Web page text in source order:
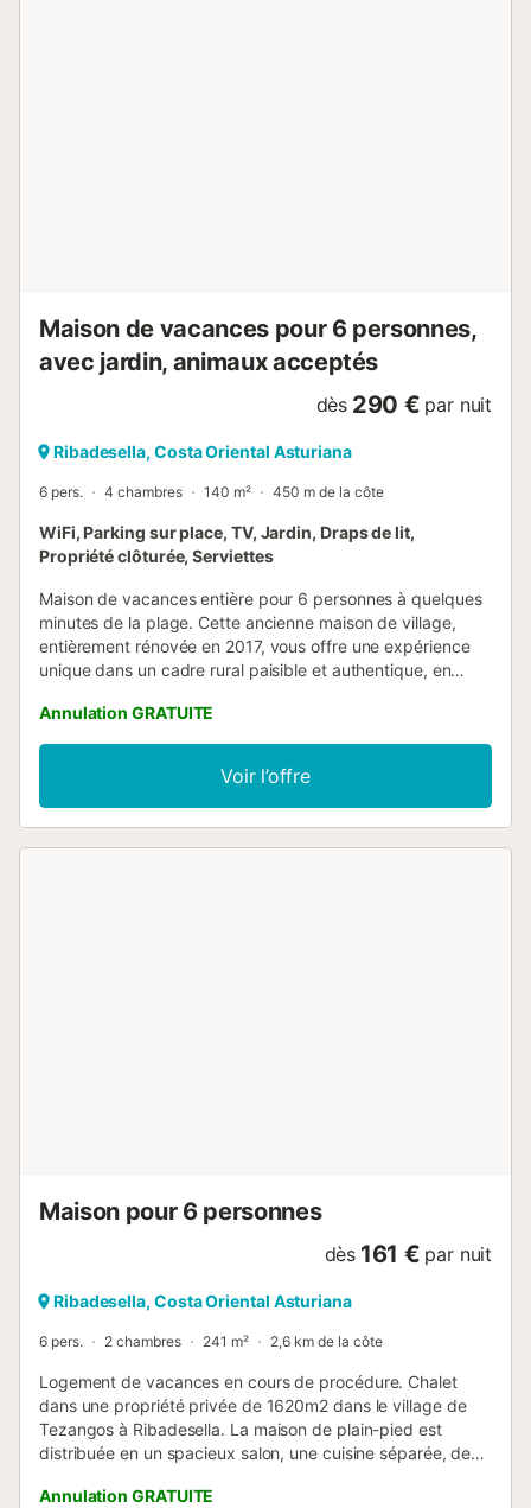
Maison de vacances pour 6 personnes,
avec jardin, animaux acceptés
dès 290 € par nuit
Ribadesella, Costa Oriental Asturiana
6 pers. 4 chambres 140 m² 450 m de la côte
WiFi, Parking sur place, TV, Jardin, Draps de lit,
Propriété clôturée, Serviettes
Maison de vacances entière pour 6 personnes à quelques
minutes de la plage. Cette ancienne maison de village,
entièrement rénovée en 2017, vous offre une expérience
unique dans un cadre rural paisible et authentique, en
de l’une des plus belles plages des Asturies, la plage de
Vega, où vous pourrez passer la journée à profiter de tous
les services, y compris les douches. Vous pourrez
pratiquer des sports d’aventure comme la descente du
Sella, la spéléologie, le canyoning, le parc d’aventure, les
Annulation GRATUITE
Voir l’offre
Maison pour 6 personnes
dès 161 € par nuit
Ribadesella, Costa Oriental Asturiana
6 pers. 2 chambres 241 m² 2,6 km de la côte
Logement de vacances en cours de procédure. Chalet
dans une propriété privée de 1620m2 dans le village de
Tezangos à Ribadesella. La maison de plain-pied est
distribuée en un spacieux salon, une cuisine séparée, deux
complètes, un porche vitré et une terrasse, en plus d'un
Annulation GRATUITE